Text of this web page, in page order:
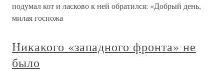
подумал кот и ласково к ней обратился: «Добрый день,
милая госпожа
Никакого «западного фронта» не
было